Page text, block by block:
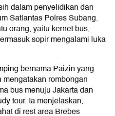
dalam penyelidikan dan
Satlantas Polres Subang.
orang, yaitu kernet bus,
sopir mengalami luka
bernama Paizin yang
rombongan
bus menuju Jakarta dan
tour. Ia menjelaskan,
di rest area Brebes